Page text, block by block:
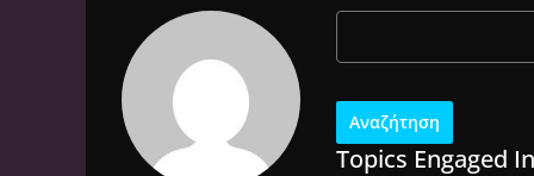
Topics Engaged In